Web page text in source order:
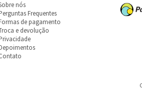
nós
Frequentes
de pagamento
e devolução